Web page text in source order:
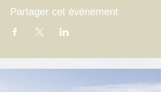
Partager cet événement